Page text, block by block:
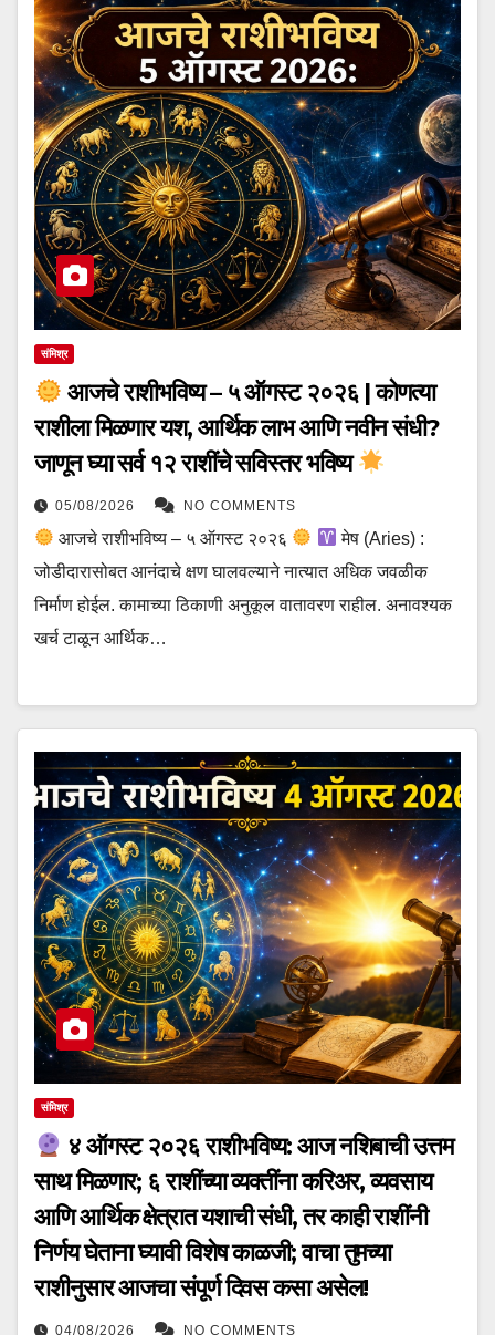
संमिश्र
आजचे राशीभविष्य – ५ ऑगस्ट २०२६ | कोणत्या
राशीला मिळणार यश, आर्थिक लाभ आणि नवीन संधी?
जाणून घ्या सर्व १२ राशींचे सविस्तर भविष्य
05/08/2026 NO COMMENTS
आजचे राशीभविष्य – ५ ऑगस्ट २०२६
मेष (Aries) :
जोडीदारासोबत आनंदाचे क्षण घालवल्याने नात्यात अधिक जवळीक
निर्माण होईल. कामाच्या ठिकाणी अनुकूल वातावरण राहील. अनावश्यक
खर्च टाळून आर्थिक…
संमिश्र
४ ऑगस्ट २०२६ राशीभविष्य: आज नशिबाची उत्तम
साथ मिळणार; ६ राशींच्या व्यक्तींना करिअर, व्यवसाय
आणि आर्थिक क्षेत्रात यशाची संधी, तर काही राशींनी
निर्णय घेताना घ्यावी विशेष काळजी; वाचा तुमच्या
राशीनुसार आजचा संपूर्ण दिवस कसा असेल!
04/08/2026 NO COMMENTS